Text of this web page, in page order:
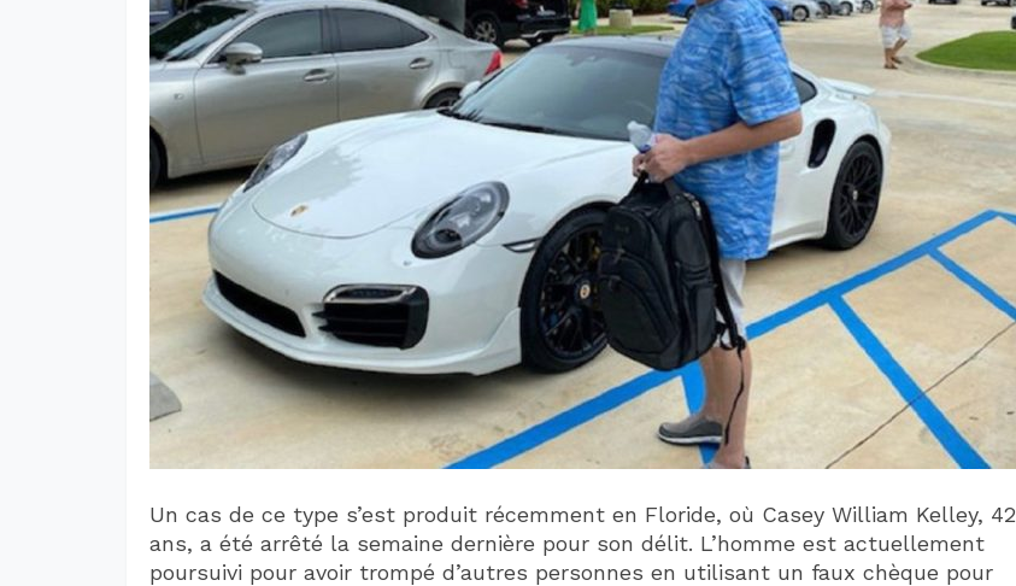
Un cas de ce type s’est produit récemment en Floride, où Casey William Kelley, 42
ans, a été arrêté la semaine dernière pour son délit. L’homme est actuellement
poursuivi pour avoir trompé d’autres personnes en utilisant un faux chèque pour